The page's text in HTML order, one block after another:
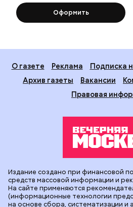
Оформить
О газете Реклама
Подписка
Архив газеты
Вакансии
Правовая
Издание создано при финансовой
средств массовой информации и
На сайте применяются
(информационные технологии
на основе сбора, систематизации и